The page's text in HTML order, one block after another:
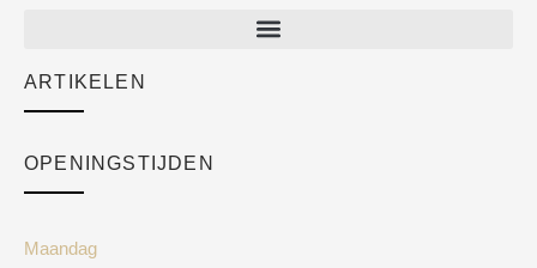
Academy
ARTIKELEN
OPENINGSTIJDEN
Maandag